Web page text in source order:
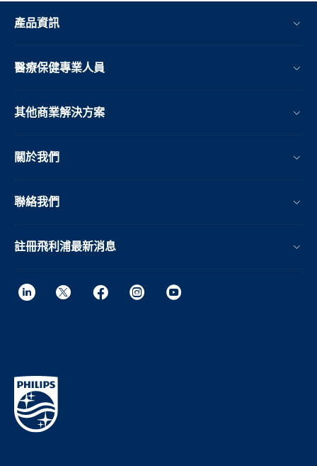
產品資訊
醫療保健專業人員
其他商業解決方案
關於我們
聯絡我們
註冊飛利浦最新消息